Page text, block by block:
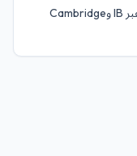
معلمون متمكنون من مناهج إدارة الأعمال IB عبر IB وCambridge